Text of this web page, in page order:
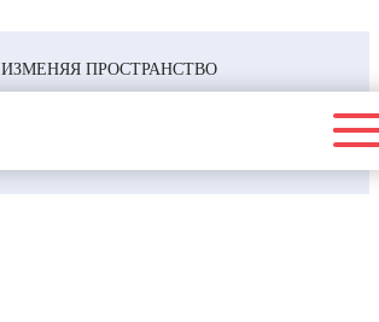
ИЗМЕНЯЯ ПРОСТРАНСТВО